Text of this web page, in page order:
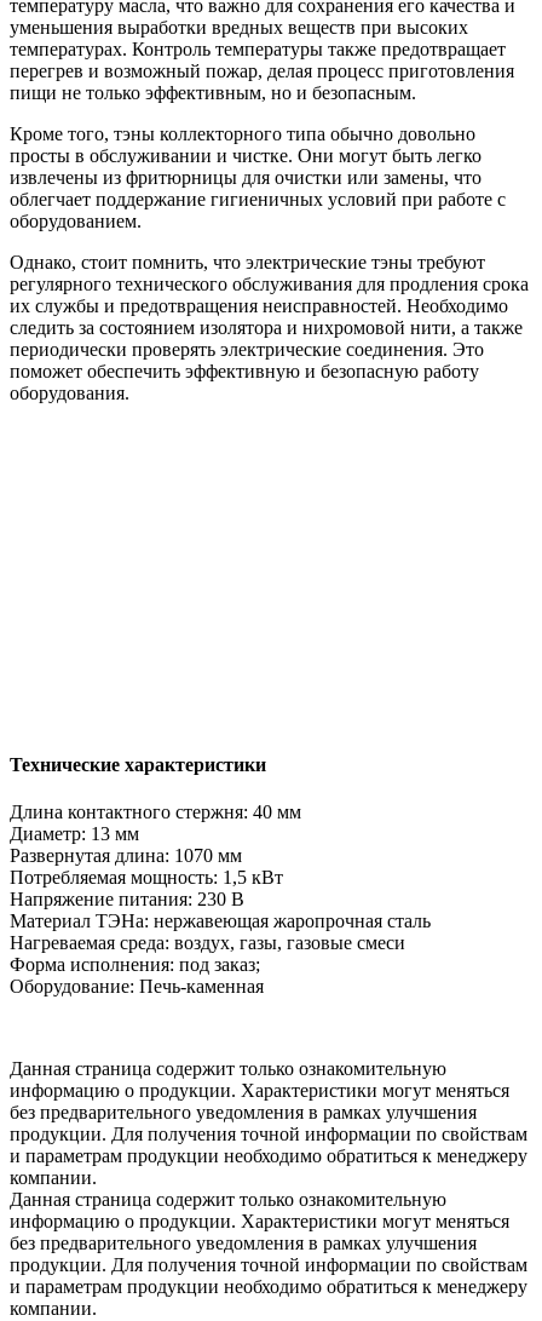
температуру масла, что важно для сохранения его качества и
уменьшения выработки вредных веществ при высоких
температурах. Контроль температуры также предотвращает
перегрев и возможный пожар, делая процесс приготовления
пищи не только эффективным, но и безопасным.
Кроме того, тэны коллекторного типа обычно довольно
просты в обслуживании и чистке. Они могут быть легко
извлечены из фритюрницы для очистки или замены, что
облегчает поддержание гигиеничных условий при работе с
оборудованием.
Однако, стоит помнить, что электрические тэны требуют
регулярного технического обслуживания для продления срока
их службы и предотвращения неисправностей. Необходимо
следить за состоянием изолятора и нихромовой нити, а также
периодически проверять электрические соединения. Это
поможет обеспечить эффективную и безопасную работу
оборудования.
Технические характеристики
Длина контактного стержня: 40 мм
Диаметр: 13 мм
Развернутая длина: 1070 мм
Потребляемая мощность: 1,5 кВт
Напряжение питания: 230 В
Материал ТЭНа: нержавеющая жаропрочная сталь
Нагреваемая среда: воздух, газы, газовые смеси
Форма исполнения: под заказ;
Оборудование: Печь-каменная
Данная страница содержит только ознакомительную
информацию о продукции. Характеристики могут меняться
без предварительного уведомления в рамках улучшения
продукции. Для получения точной информации по свойствам
и параметрам продукции необходимо обратиться к менеджеру
компании.
Данная страница содержит только ознакомительную
информацию о продукции. Характеристики могут меняться
без предварительного уведомления в рамках улучшения
продукции. Для получения точной информации по свойствам
и параметрам продукции необходимо обратиться к менеджеру
компании.